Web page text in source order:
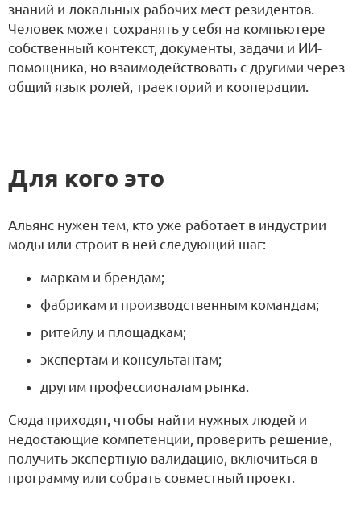
знаний и локальных рабочих мест резидентов.
Человек может сохранять у себя на компьютере
собственный контекст, документы, задачи и ИИ-
помощника, но взаимодействовать с другими через
общий язык ролей, траекторий и кооперации.
Для кого это
Альянс нужен тем, кто уже работает в индустрии
моды или строит в ней следующий шаг:
маркам и брендам;
фабрикам и производственным командам;
ритейлу и площадкам;
экспертам и консультантам;
другим профессионалам рынка.
Сюда приходят, чтобы найти нужных людей и
недостающие компетенции, проверить решение,
получить экспертную валидацию, включиться в
программу или собрать совместный проект.